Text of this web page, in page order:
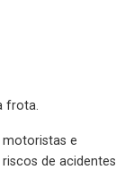
frota.
e
de acidentes